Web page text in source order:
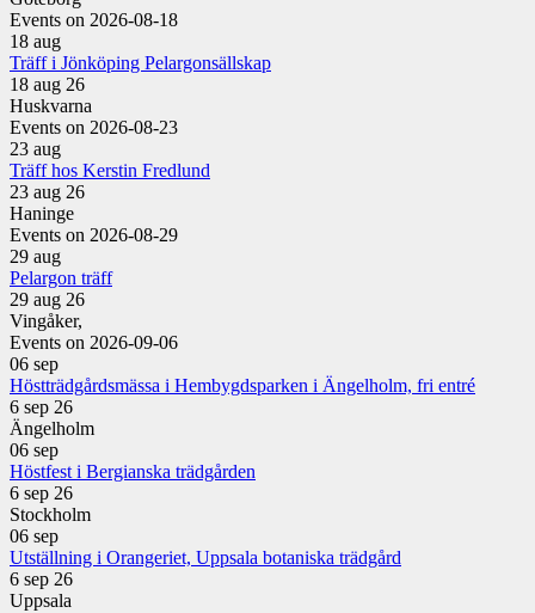
Events on 2026-08-18
18 aug
Träff i Jönköping Pelargonsällskap
18 aug 26
Huskvarna
Events on 2026-08-23
23 aug
Träff hos Kerstin Fredlund
23 aug 26
Haninge
Events on 2026-08-29
29 aug
Pelargon träff
29 aug 26
Vingåker,
Events on 2026-09-06
06 sep
Höstträdgårdsmässa i Hembygdsparken i Ängelholm, fri entré
6 sep 26
Ängelholm
06 sep
Höstfest i Bergianska trädgården
6 sep 26
Stockholm
06 sep
Utställning i Orangeriet, Uppsala botaniska trädgård
6 sep 26
Uppsala